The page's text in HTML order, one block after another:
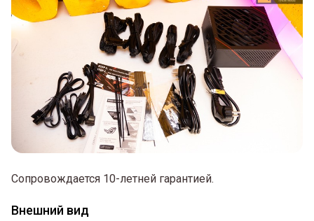
Сопровождается 10-летней гарантией.
Внешний вид